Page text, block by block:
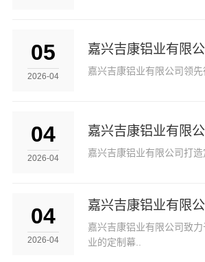
05
2026-04 嘉兴吉康铝业有限公司领
04
2026-04 嘉兴吉康铝业有限公司打
04
2026-04
嘉兴吉康铝业有限公司致
业的定制幕..